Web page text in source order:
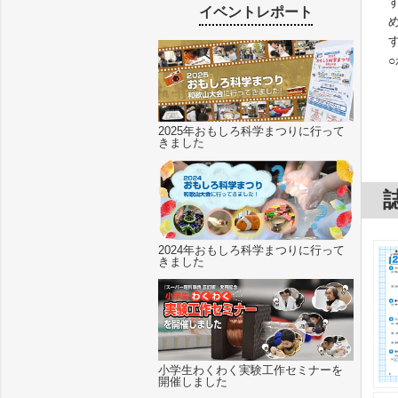
イベントレポート
2025年おもしろ科学まつりに行って
きました
2024年おもしろ科学まつりに行って
きました
小学生わくわく実験工作セミナーを
開催しました